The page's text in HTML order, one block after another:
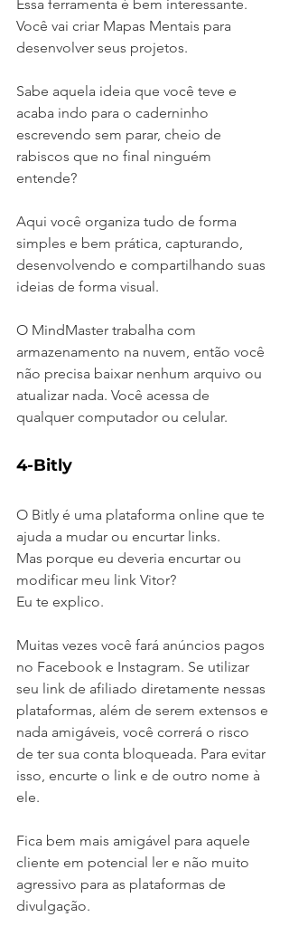
Essa ferramenta é bem interessante.
Você vai criar Mapas Mentais para
desenvolver seus projetos.
Sabe aquela ideia que você teve e
acaba indo para o caderninho
escrevendo sem parar, cheio de
rabiscos que no final ninguém
entende?
Aqui você organiza tudo de forma
simples e bem prática, capturando,
desenvolvendo e compartilhando suas
ideias de forma visual.
O MindMaster trabalha com
armazenamento na nuvem, então você
não precisa baixar nenhum arquivo ou
atualizar nada. Você acessa de
qualquer computador ou celular.
4-Bitly
O Bitly é uma plataforma online que te
ajuda a mudar ou encurtar links.
Mas porque eu deveria encurtar ou
modificar meu link Vitor?
Eu te explico.
Muitas vezes você fará anúncios pagos
no Facebook e Instagram. Se utilizar
seu link de afiliado diretamente nessas
plataformas, além de serem extensos e
nada amigáveis, você correrá o risco
de ter sua conta bloqueada. Para evitar
isso, encurte o link e de outro nome à
ele.
Fica bem mais amigável para aquele
cliente em potencial ler e não muito
agressivo para as plataformas de
divulgação.